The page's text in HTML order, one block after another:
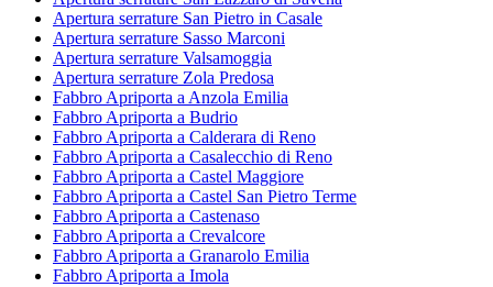
Apertura serrature San Pietro in Casale
Apertura serrature Sasso Marconi
Apertura serrature Valsamoggia
Apertura serrature Zola Predosa
Fabbro Apriporta a Anzola Emilia
Fabbro Apriporta a Budrio
Fabbro Apriporta a Calderara di Reno
Fabbro Apriporta a Casalecchio di Reno
Fabbro Apriporta a Castel Maggiore
Fabbro Apriporta a Castel San Pietro Terme
Fabbro Apriporta a Castenaso
Fabbro Apriporta a Crevalcore
Fabbro Apriporta a Granarolo Emilia
Fabbro Apriporta a Imola